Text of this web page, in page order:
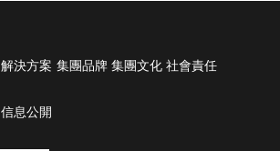
解決方案 集團品牌 集團文化 社會責任
信息公開